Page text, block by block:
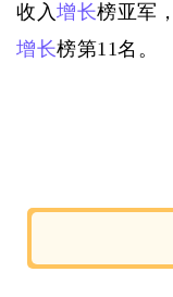
收入增长榜亚军
增长榜第11名。